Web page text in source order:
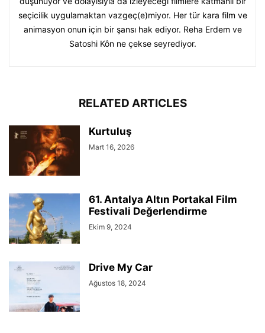
seçicilik uygulamaktan vazgeç(e)miyor. Her tür kara film ve
animasyon onun için bir şansı hak ediyor. Reha Erdem ve
Satoshi Kôn ne çekse seyrediyor.
RELATED ARTICLES
Kurtuluş
Mart 16, 2026
61. Antalya Altın Portakal Film
Festivali Değerlendirme
Ekim 9, 2024
Drive My Car
Ağustos 18, 2024